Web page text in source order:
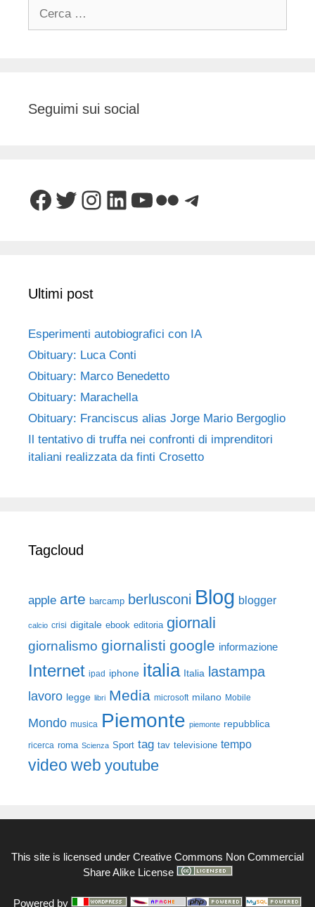
Seguimi sui social
Facebook
Twitter
Instagram
LinkedIn
YouTube
FlickrTelegram
Ultimi post
Esperimenti autobiografici con IA
Obituary: Luca Conti
Obituary: Marco Benedetto
Obituary: Marachella
Obituary: Franciscus alias Jorge Mario Bergoglio
Il tentativo di truffa nei confronti di imprenditori
italiani realizzata da finti Crosetto
Tagcloud
apple arte barcamp berlusconi Blog blogger
calcio crisi digitale ebook editoria giornali
giornalismo giornalisti google informazione
Internet ipad iphone italia Italia lastampa
lavoro legge libri Media microsoft milano Mobile
Mondo musica Piemonte piemonte repubblica
ricerca roma Scienza Sport tag tav televisione tempo
video web youtube
This site is licensed under Creative Commons Non Commercial
Share Alike License
Powered by